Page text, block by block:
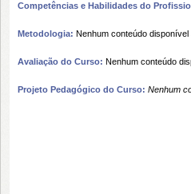
Competências e Habilidades do
Metodologia: Nenhum conteúdo disponível
Avaliação do Curso: Nenhum conteúdo
Projeto Pedagógico do Curso: Nenhum